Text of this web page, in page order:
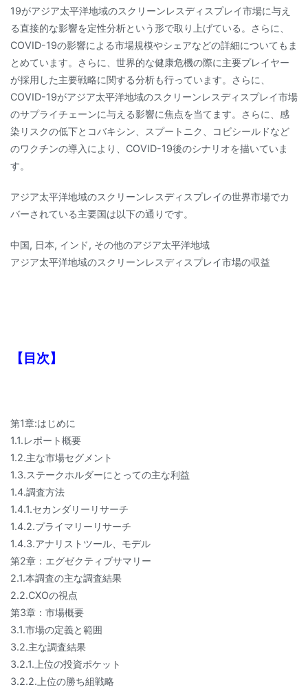
19がアジア太平洋地域のスクリーンレスディスプレイ市場に与え
る直接的な影響を定性分析という形で取り上げている。さらに、
COVID-19の影響による市場規模やシェアなどの詳細についてもま
とめています。さらに、世界的な健康危機の際に主要プレイヤー
が採用した主要戦略に関する分析も行っています。さらに、
COVID-19がアジア太平洋地域のスクリーンレスディスプレイ市場
のサプライチェーンに与える影響に焦点を当てます。さらに、感
染リスクの低下とコバキシン、スプートニク、コビシールドなど
のワクチンの導入により、COVID-19後のシナリオを描いていま
す。
アジア太平洋地域のスクリーンレスディスプレイの世界市場でカ
バーされている主要国は以下の通りです。
中国, 日本, インド, その他のアジア太平洋地域
アジア太平洋地域のスクリーンレスディスプレイ市場の収益
【目次】
第1章:はじめに
1.1.レポート概要
1.2.主な市場セグメント
1.3.ステークホルダーにとっての主な利益
1.4.調査方法
1.4.1.セカンダリーリサーチ
1.4.2.プライマリーリサーチ
1.4.3.アナリストツール、モデル
第2章：エグゼクティブサマリー
2.1.本調査の主な調査結果
2.2.CXOの視点
第3章：市場概要
3.1.市場の定義と範囲
3.2.主な調査結果
3.2.1.上位の投資ポケット
3.2.2.上位の勝ち組戦略